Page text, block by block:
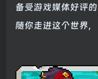
备受游戏媒体好评
随你走进这个世界，